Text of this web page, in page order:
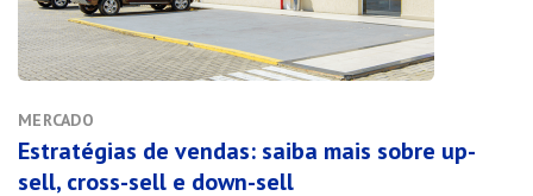
MERCADO
Estratégias de vendas: saiba mais sobre up-
sell, cross-sell e down-sell